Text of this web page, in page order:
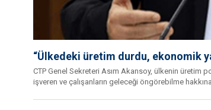
“Ülkedeki üretim durdu, ekonomik
CTP Genel Sekreteri Asım Akansoy, ülkenin üretim
işveren ve çalışanların geleceği öngörebilme